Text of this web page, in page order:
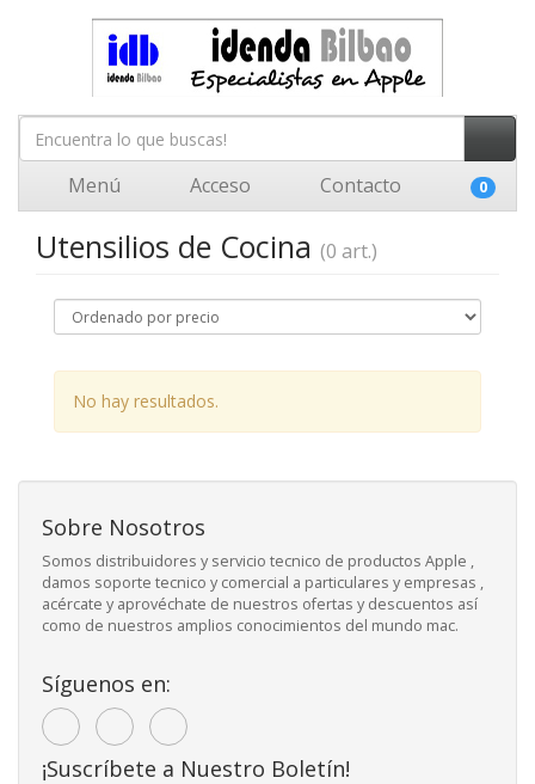
Menú Acceso Contacto 0
Utensilios de Cocina (0 art.)
No hay resultados.
Sobre Nosotros
Somos distribuidores y servicio tecnico de productos Apple ,
damos soporte tecnico y comercial a particulares y empresas ,
acércate y aprovéchate de nuestros ofertas y descuentos así
como de nuestros amplios conocimientos del mundo mac.
Síguenos en:
¡Suscríbete a Nuestro Boletín!